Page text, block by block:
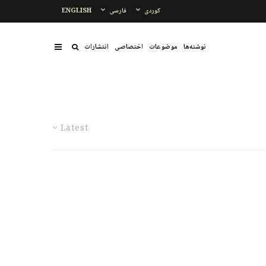
ENGLISH فارسی کوردی
نوشتەها موضوعات اختصاصی انتشارات
Latest